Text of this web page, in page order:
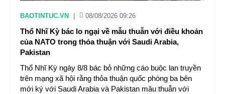
BAOTINTUC.VN 08/08/2026 09:26
Thổ Nhĩ Kỳ bác lo ngại về mẫu thuẫn với điều khoản
của NATO trong thỏa thuận với Saudi Arabia,
Pakistan
Thổ Nhĩ Kỳ ngày 8/8 bác bỏ những cáo buộc lan truyền
trên mạng xã hội rằng thỏa thuận quốc phòng ba bên
mới ký với Saudi Arabia và Pakistan mâu thuẫn với